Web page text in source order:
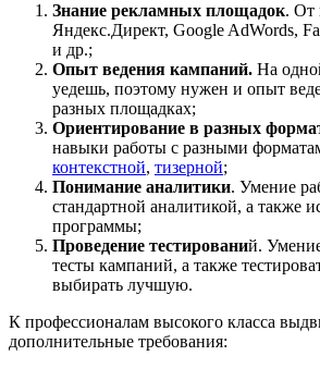
Знание рекламных площадок. От
Яндекс.Директ, Google AdWords,
и др.;
Опыт ведения кампаний. На
уедешь, поэтому нужен и опыт
разных площадках;
Ориентирование в разных
навыки работы с разными
контекстной, тизерной;
Понимание аналитики. Умение
стандартной аналитикой, а также
программы;
Проведение тестирований.
тесты кампаний, а также
выбирать лучшую.
К профессионалам высокого класса
дополнительные требования: